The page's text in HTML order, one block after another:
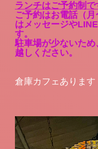
ランチはご予約制で
ご予約はお電話（
はメッセージや
す。
駐車場が少ないた
越しください。
倉庫カフェあります